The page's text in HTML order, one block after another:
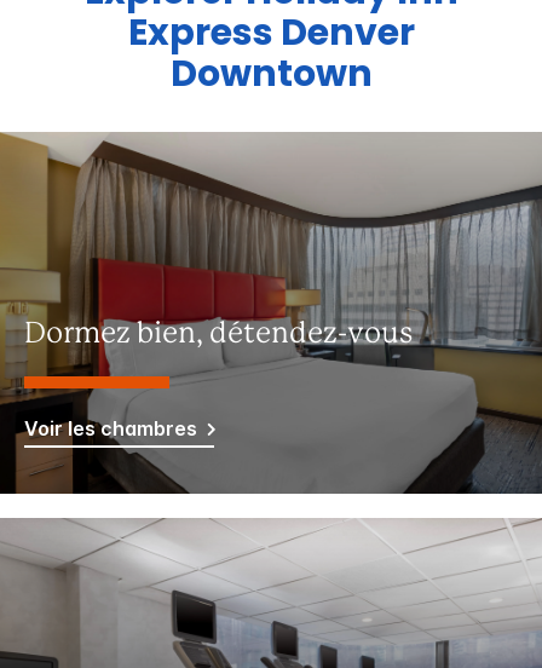
Express Denver
Downtown
Dormez bien, détendez-vous
Voir les chambres